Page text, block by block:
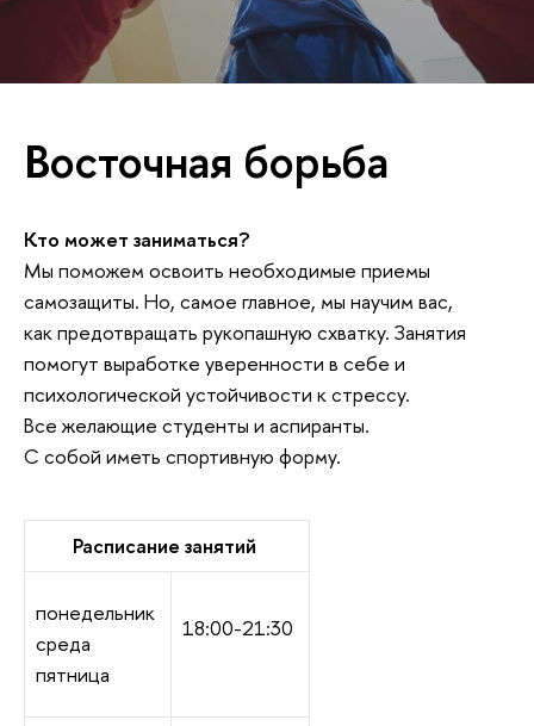
Восточная борьба
Кто может заниматься?
Мы поможем освоить необходимые приемы
самозащиты. Но, самое главное, мы научим вас,
как предотвращать рукопашную схватку. Занятия
помогут выработке уверенности в себе и
психологической устойчивости к стрессу.
Все желающие студенты и аспиранты.
С собой иметь спортивную форму.
Расписание занятий
понедельник
среда
пятница
18:00-21:30